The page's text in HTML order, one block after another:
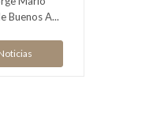
Buenos A...